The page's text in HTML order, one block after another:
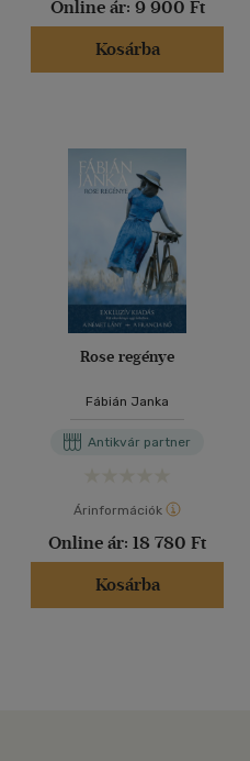
Online ár: 9 900 Ft
Kosárba
Rose regénye
Fábián Janka
Antikvár partner
Árinformációk
Online ár: 18 780 Ft
Kosárba